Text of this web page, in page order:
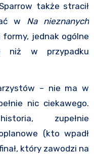
także stracił
w Na nieznanych
jednak ogólne
niż w przypadku
– nie ma w
nic ciekawego.
zupełnie
(kto wpadł
który zawodzi na